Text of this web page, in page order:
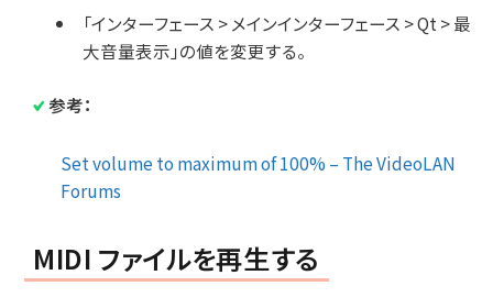
「インターフェース > メインインターフェース > Qt > 最
大音量表示」の値を変更する。
参考：
Set volume to maximum of 100% – The VideoLAN
Forums
MIDI ファイルを再生する